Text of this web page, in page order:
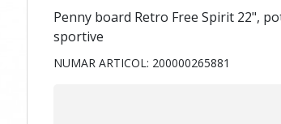
Penny board Retro Free Spirit 22",
sportive
NUMAR ARTICOL: 200000265881